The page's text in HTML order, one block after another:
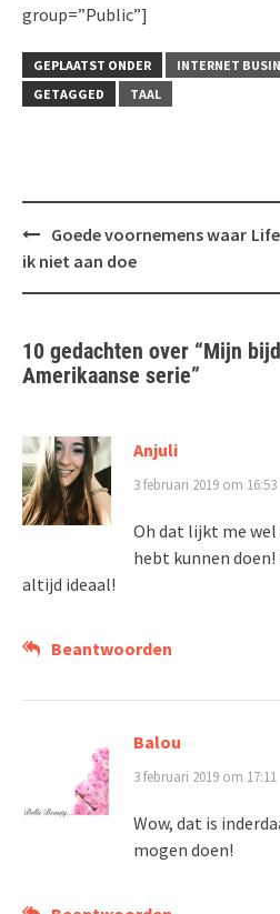
group=”Public”]
GEPLAATST ONDER
INTERNET
GETAGGED
TAAL
Bericht
navigatie
Goede voornemens waar
ik niet aan doe
10 gedachten over “Mijn
Amerikaanse serie”
Anjuli
3 februari 2019 om 16:53
Oh dat lijkt me wel
hebt kunnen
altijd ideaal!
Beantwoorden
Balou
3 februari 2019 om 17:11
Wow, dat is
mogen doen!